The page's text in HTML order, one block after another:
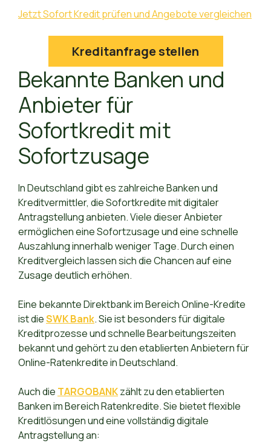
Jetzt Sofort Kredit prüfen und Angebote vergleichen
Kreditanfrage stellen
Bekannte Banken und
Anbieter für
Sofortkredit mit
Sofortzusage
In Deutschland gibt es zahlreiche Banken und
Kreditvermittler, die Sofortkredite mit digitaler
Antragstellung anbieten. Viele dieser Anbieter
ermöglichen eine Sofortzusage und eine schnelle
Auszahlung innerhalb weniger Tage. Durch einen
Kreditvergleich lassen sich die Chancen auf eine
Zusage deutlich erhöhen.
Eine bekannte Direktbank im Bereich Online-Kredite
ist dieSWK Bank. Sie ist besonders für digitale
Kreditprozesse und schnelle Bearbeitungszeiten
bekannt und gehört zu den etablierten Anbietern für
Online-Ratenkredite in Deutschland.
Auch die TARGOBANKzählt zu den etablierten
Banken im Bereich Ratenkredite. Sie bietet flexible
Kreditlösungen und eine vollständig digitale
Antragstellung an: